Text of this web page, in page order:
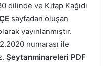
dilinde ve Kitap Kağıdı
sayfadan oluşan
yayınlanmıştır.
numarası ile
Şeytanminareleri PDF